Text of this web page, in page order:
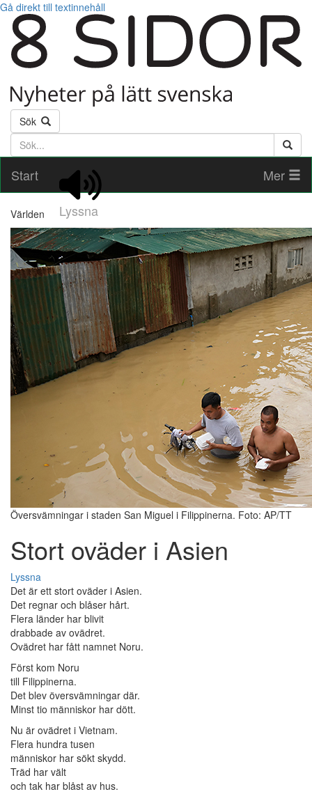
Gå direkt till textinnehåll
Sök
Söktext
Start
Lyssna
Mer
Världen
Översvämningar i staden San Miguel i Filippinerna. Foto: AP/TT
Stort oväder i Asien
Lyssna
Det är ett stort oväder i Asien.
Det regnar och blåser hårt.
Flera länder har blivit
drabbade av ovädret.
Ovädret har fått namnet Noru.
Först kom Noru
till Filippinerna.
Det blev översvämningar där.
Minst tio människor har dött.
Nu är ovädret i Vietnam.
Flera hundra tusen
människor har sökt skydd.
Träd har vält
och tak har blåst av hus.